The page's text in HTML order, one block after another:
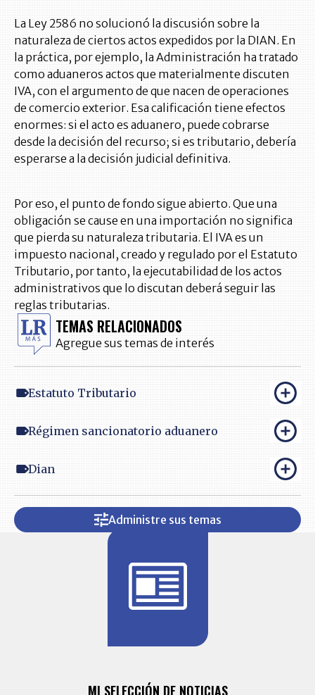
La Ley 2586 no solucionó la discusión sobre la
naturaleza de ciertos actos expedidos por la DIAN. En
la práctica, por ejemplo, la Administración ha tratado
como aduaneros actos que materialmente discuten
IVA, con el argumento de que nacen de operaciones
de comercio exterior. Esa calificación tiene efectos
enormes: si el acto es aduanero, puede cobrarse
desde la decisión del recurso; si es tributario, debería
esperarse a la decisión judicial definitiva.
Por eso, el punto de fondo sigue abierto. Que una
obligación se cause en una importación no significa
que pierda su naturaleza tributaria. El IVA es un
impuesto nacional, creado y regulado por el Estatuto
Tributario, por tanto, la ejecutabilidad de los actos
administrativos que lo discutan deberá seguir las
reglas tributarias.
TEMAS RELACIONADOS
Agregue sus temas de interés
Estatuto Tributario
Régimen sancionatorio aduanero
Dian
Administre sus temas
MI SELECCIÓN DE NOTICIAS